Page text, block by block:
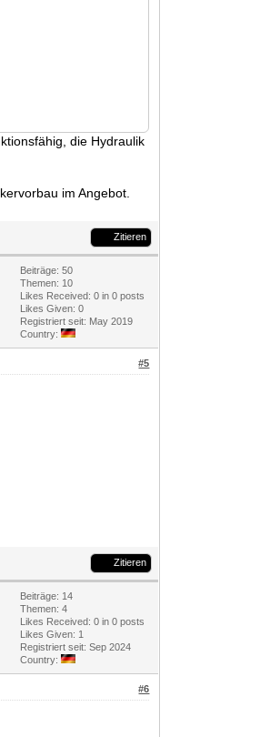
die Hydraulik
im Angebot.
Zitieren
Beiträge: 50
Themen: 10
Likes Received:0 in 0 posts
Likes Given: 0
Registriert seit: May 2019
Country:
#5
Zitieren
Beiträge: 14
Themen: 4
Likes Received:0 in 0 posts
Likes Given: 1
Registriert seit: Sep 2024
Country:
#6